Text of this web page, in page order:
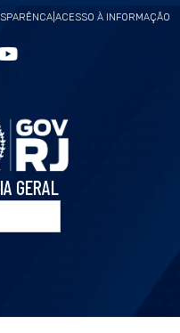
| ACESSO À INFORMAÇÃO
GERAL